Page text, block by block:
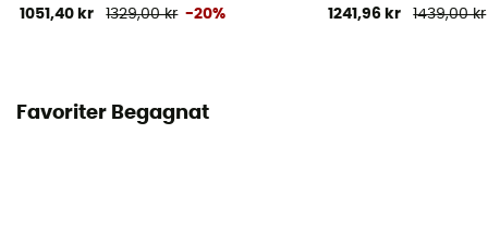
1051,40 kr 1329,00 kr -20% 1241,96 kr 1439,00 kr
Favoriter Begagnat